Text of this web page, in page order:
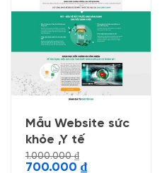
Mẫu Website sức
khỏe ,Y tế
1.000.000₫
Giá
700.000 ₫Giá